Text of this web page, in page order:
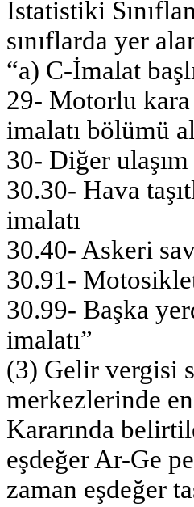
İstatistiki
sınıflarda yer
“a) C-İmalat
29- Motorlu kara
imalatı bölümü
30- Diğer ulaşım
30.30- Hava
imalatı
30.40- Askeri
30.91-
30.99- Başka
imalatı”
(3) Gelir vergisi
merkezlerinde
Kararında
eşdeğer Ar-Ge
zaman eşdeğer